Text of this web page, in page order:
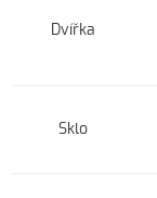
Dvířka
Sklo